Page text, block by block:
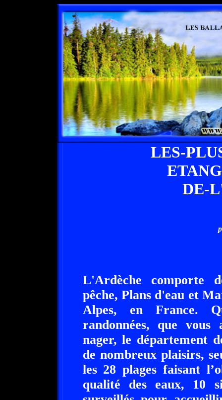
LES-
DE-
L'Ardèche comporte
pêche, Plans d'eau et
Alpes, en France.
randonnées, que vous
nager, le département
de nombreux plaisirs,
les 28 plages faisant
qualité des eaux, 10